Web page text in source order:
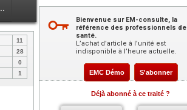
11
28
0
1
Bienvenue sur EM-consulte, la
référence des professionnels de
santé.
L’achat d’article à l’unité est
indisponible à l’heure actuelle.
EMC Démo S'abonner
Déjà abonné à ce traité ?